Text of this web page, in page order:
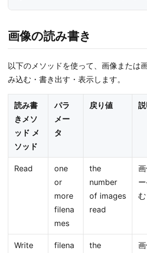
画像の読み書き
以下のメソッドを使って、画像または
み込む・書き出す・表示します。
読み書
きメソ
ッド メ
ソッド
パラ
メー
タ
戻り値
Read
one
or
more
filena
mes
the
number
of images
read
む
Write
filena
the